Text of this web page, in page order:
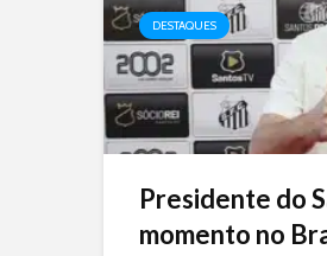
DESTAQUES
Presidente do
momento no